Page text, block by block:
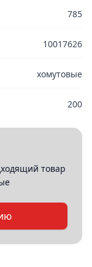
785
10017626
хомутовые
200
товар